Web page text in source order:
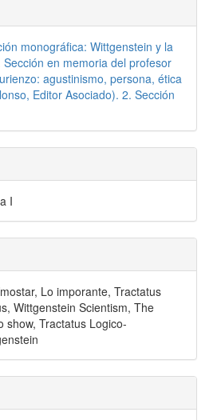
monográfica: Wittgenstein y la
en memoria del profesor
agustinismo, persona, ética
Editor Asociado). 2. Sección
I
Lo imporante, Tractatus
Wittgenstein Scientism, The
show, Tractatus Logico-